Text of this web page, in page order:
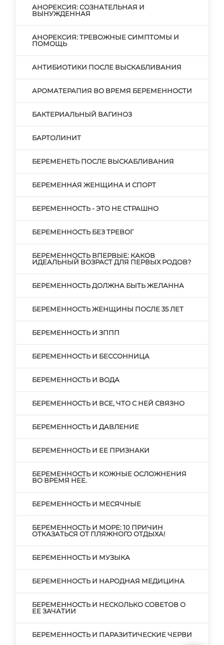
АНОРЕКСИЯ: СОЗНАТЕЛЬНАЯ И
ВЫНУЖДЕННАЯ
АНОРЕКСИЯ: ТРЕВОЖНЫЕ СИМПТОМЫ И
ПОМОЩЬ
АНТИБИОТИКИ ПОСЛЕ ВЫСКАБЛИВАНИЯ
АРОМАТЕРАПИЯ ВО ВРЕМЯ БЕРЕМЕННОСТИ
БАКТЕРИАЛЬНЫЙ ВАГИНОЗ
БАРТОЛИНИТ
БЕРЕМЕНЕТЬ ПОСЛЕ ВЫСКАБЛИВАНИЯ
БЕРЕМЕННАЯ ЖЕНЩИНА И СПОРТ
БЕРЕМЕННОСТЬ - ЭТО НЕ СТРАШНО
БЕРЕМЕННОСТЬ БЕЗ ТРЕВОГ
БЕРЕМЕННОСТЬ ВПЕРВЫЕ: КАКОВ
ИДЕАЛЬНЫЙ ВОЗРАСТ ДЛЯ ПЕРВЫХ РОДОВ?
БЕРЕМЕННОСТЬ ДОЛЖНА БЫТЬ ЖЕЛАННА
БЕРЕМЕННОСТЬ ЖЕНЩИНЫ ПОСЛЕ 35 ЛЕТ
БЕРЕМЕННОСТЬ И ЗППП
БЕРЕМЕННОСТЬ И БЕССОННИЦА
БЕРЕМЕННОСТЬ И ВОДА
БЕРЕМЕННОСТЬ И ВСЕ, ЧТО С НЕЙ СВЯЗНО
БЕРЕМЕННОСТЬ И ДАВЛЕНИЕ
БЕРЕМЕННОСТЬ И ЕЕ ПРИЗНАКИ
БЕРЕМЕННОСТЬ И КОЖНЫЕ ОСЛОЖНЕНИЯ
ВО ВРЕМЯ НЕЕ.
БЕРЕМЕННОСТЬ И МЕСЯЧНЫЕ
БЕРЕМЕННОСТЬ И МОРЕ: 10 ПРИЧИН
ОТКАЗАТЬСЯ ОТ ПЛЯЖНОГО ОТДЫХА!
БЕРЕМЕННОСТЬ И МУЗЫКА
БЕРЕМЕННОСТЬ И НАРОДНАЯ МЕДИЦИНА
БЕРЕМЕННОСТЬ И НЕСКОЛЬКО СОВЕТОВ О
ЕЕ ЗАЧАТИИ
БЕРЕМЕННОСТЬ И ПАРАЗИТИЧЕСКИЕ ЧЕРВИ